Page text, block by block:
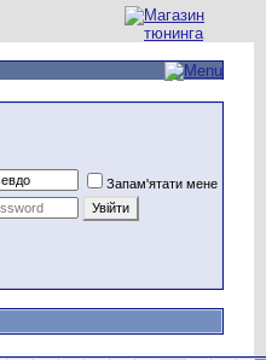
Запам'ятати мене